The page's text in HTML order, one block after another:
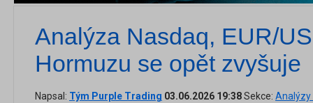
Analýza Nasdaq, EUR/
Hormuzu se opět zvyšuje
Napsal: Tým Purple Trading 03.06.2026 19:38Sekce: Analýzy